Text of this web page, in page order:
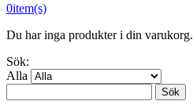
0item(s)
Du har inga produkter i din varukorg.
Sök:
Alla
Sök